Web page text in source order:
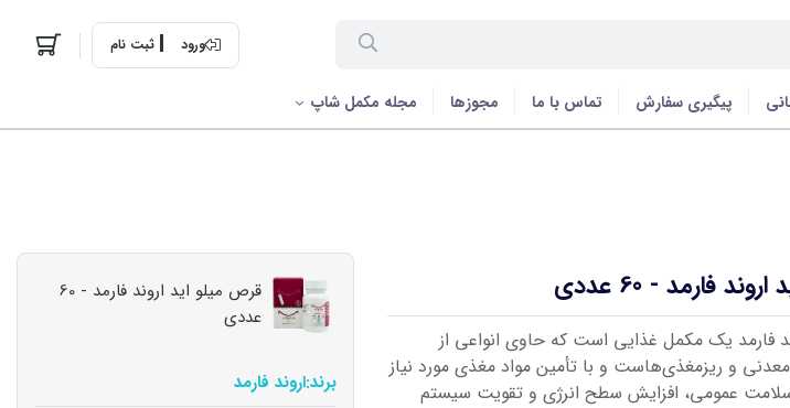
ورود ثبت نام
پیگیری سفارش تماس با ما مجوزها مجله مکمل شاپ
فارمد - 60 عددی
فارمد یک مکمل غذایی است که حاوی انواعی از
معدنی و ریزمغذی‌هاست و با تأمین مواد مغذی مورد نیاز
عمومی، افزایش سطح انرژی و تقویت سیستم
قرص میلو اید اروند فارمد - 60
عددی
برند:اروند فارمد